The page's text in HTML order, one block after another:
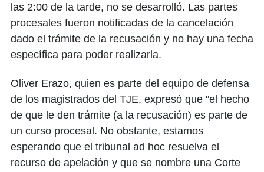
las 2:00 de la tarde, no se desarrolló. Las partes
procesales fueron notificadas de la cancelación
dado el trámite de la recusación y no hay una fecha
específica para poder realizarla.
Oliver Erazo, quien es parte del equipo de defensa
de los magistrados del TJE, expresó que "el hecho
de que le den trámite (a la recusación) es parte de
un curso procesal. No obstante, estamos
esperando que el tribunal ad hoc resuelva el
recurso de apelación y que se nombre una Corte